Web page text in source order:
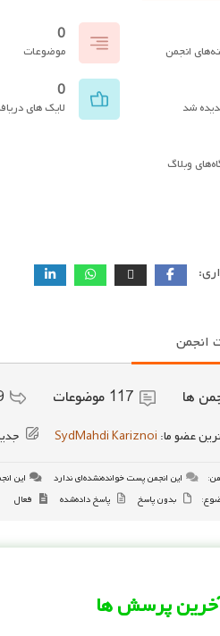
انجمن
0
موضوعات
شد
0
لایک های
وبلاگ
انجمن
ها 117 موضوعات
عضو ما: SydMahdi Kariznoi
این انجمن پست خوانده‌نشده‌ای ندارد
این
بدون پاسخ پاسخ داده‌شده فعال
پرسش ها